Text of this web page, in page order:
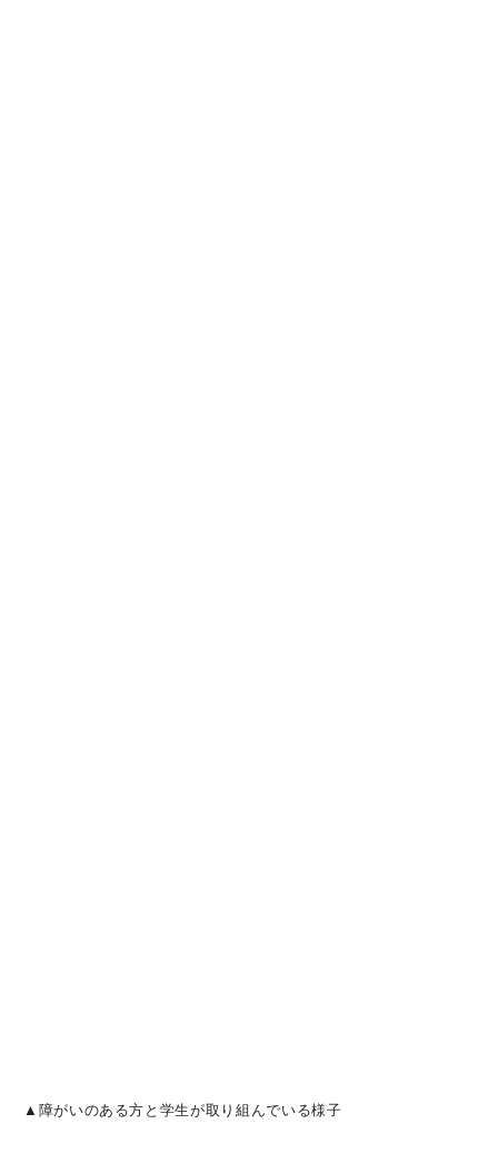
▲障がいのある方と学生が取り組んでいる様子